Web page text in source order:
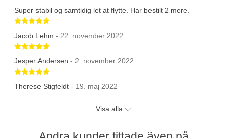
Super stabil og samtidig let at flytte. Har bestilt 2 mere.
Betygsatt 5 av 5 stjärnor
Jacob Lehm - 22. november 2022
Betygsatt 5 av 5 stjärnor
Jesper Andersen - 2. november 2022
Betygsatt 5 av 5 stjärnor
Therese Stigfeldt - 19. maj 2022
Visa alla